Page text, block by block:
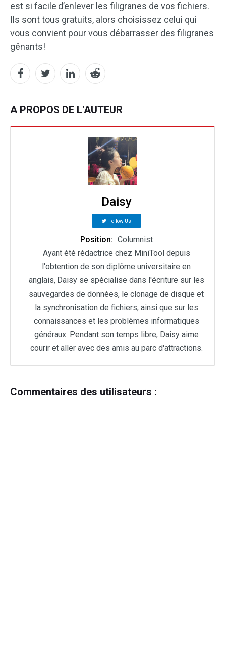
est si facile d’enlever les filigranes de vos fichiers.
Ils sont tous gratuits, alors choisissez celui qui
vous convient pour vous débarrasser des filigranes
gênants!
A PROPOS DE L'AUTEUR
Daisy
Follow Us
Position: Columnist
Ayant été rédactrice chez MiniTool depuis
l'obtention de son diplôme universitaire en
anglais, Daisy se spécialise dans l'écriture sur les
sauvegardes de données, le clonage de disque et
la synchronisation de fichiers, ainsi que sur les
connaissances et les problèmes informatiques
généraux. Pendant son temps libre, Daisy aime
courir et aller avec des amis au parc d'attractions.
Commentaires des utilisateurs :